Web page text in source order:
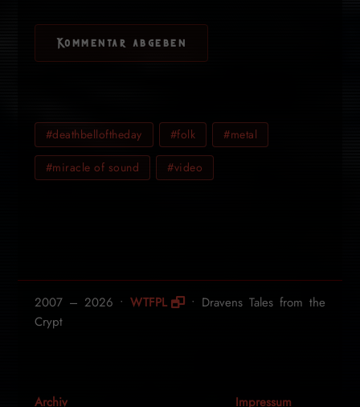
#deathbelloftheday #folk #metal
#miracle of sound #video
2007 – 2026 •WTFPL
• Dravens Tales from the
Crypt
Archiv Impressum